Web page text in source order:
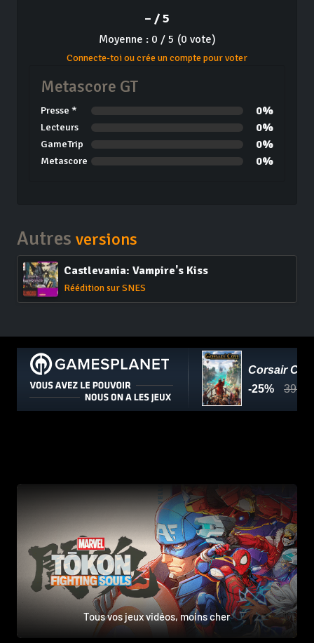
– / 5
Moyenne : 0 / 5 (0 vote)
Connecte-toi ou crée un compte pour voter
Metascore GT
Presse * 0%
Lecteurs 0%
GameTrip 0%
Metascore 0%
Autres versions
Castlevania: Vampire's Kiss
Réédition sur SNES
Tous vos jeux vidéos, moins cher